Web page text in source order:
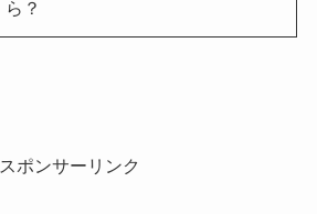
ら？
スポンサーリンク